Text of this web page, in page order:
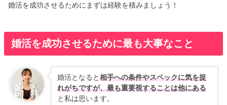
婚活を成功させるためにまずは経験を積みましょう！
婚活を成功させるために最も大事なこと
婚活となると相手への条件やスペックに気を捉
れがちですが、最も重要視することは他にある
と私は思います。